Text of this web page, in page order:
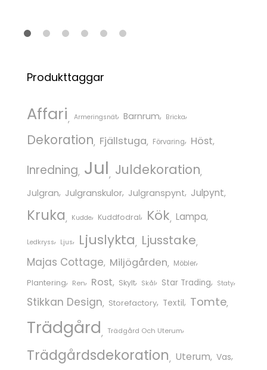
Produkttaggar
Affari Armeringsnät Barnrum Bricka
Dekoration Fjällstuga Förvaring Höst
Inredning Jul Juldekoration
Julgran Julgranskulor Julgranspynt Julpynt
Kruka Kudde Kuddfodral Kök Lampa
Ledkryss Ljus Ljuslykta Ljusstake
Majas Cottage Miljögården Möbler
Plantering Ren Rost Skylt Skål Star Trading Staty
Stikkan Design Storefactory Textil Tomte
Trädgård Trädgård Och Uterum
Trädgårdsdekoration Uterum Vas